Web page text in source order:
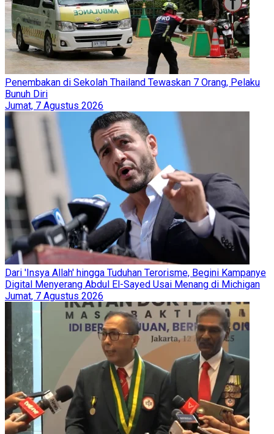
Penembakan di Sekolah Thailand Tewaskan 7 Orang, Pelaku
Bunuh Diri
Jumat, 7 Agustus 2026
Dari 'Insya Allah' hingga Tuduhan Terorisme, Begini Kampanye
Digital Menyerang Abdul El-Sayed Usai Menang di Michigan
Jumat, 7 Agustus 2026